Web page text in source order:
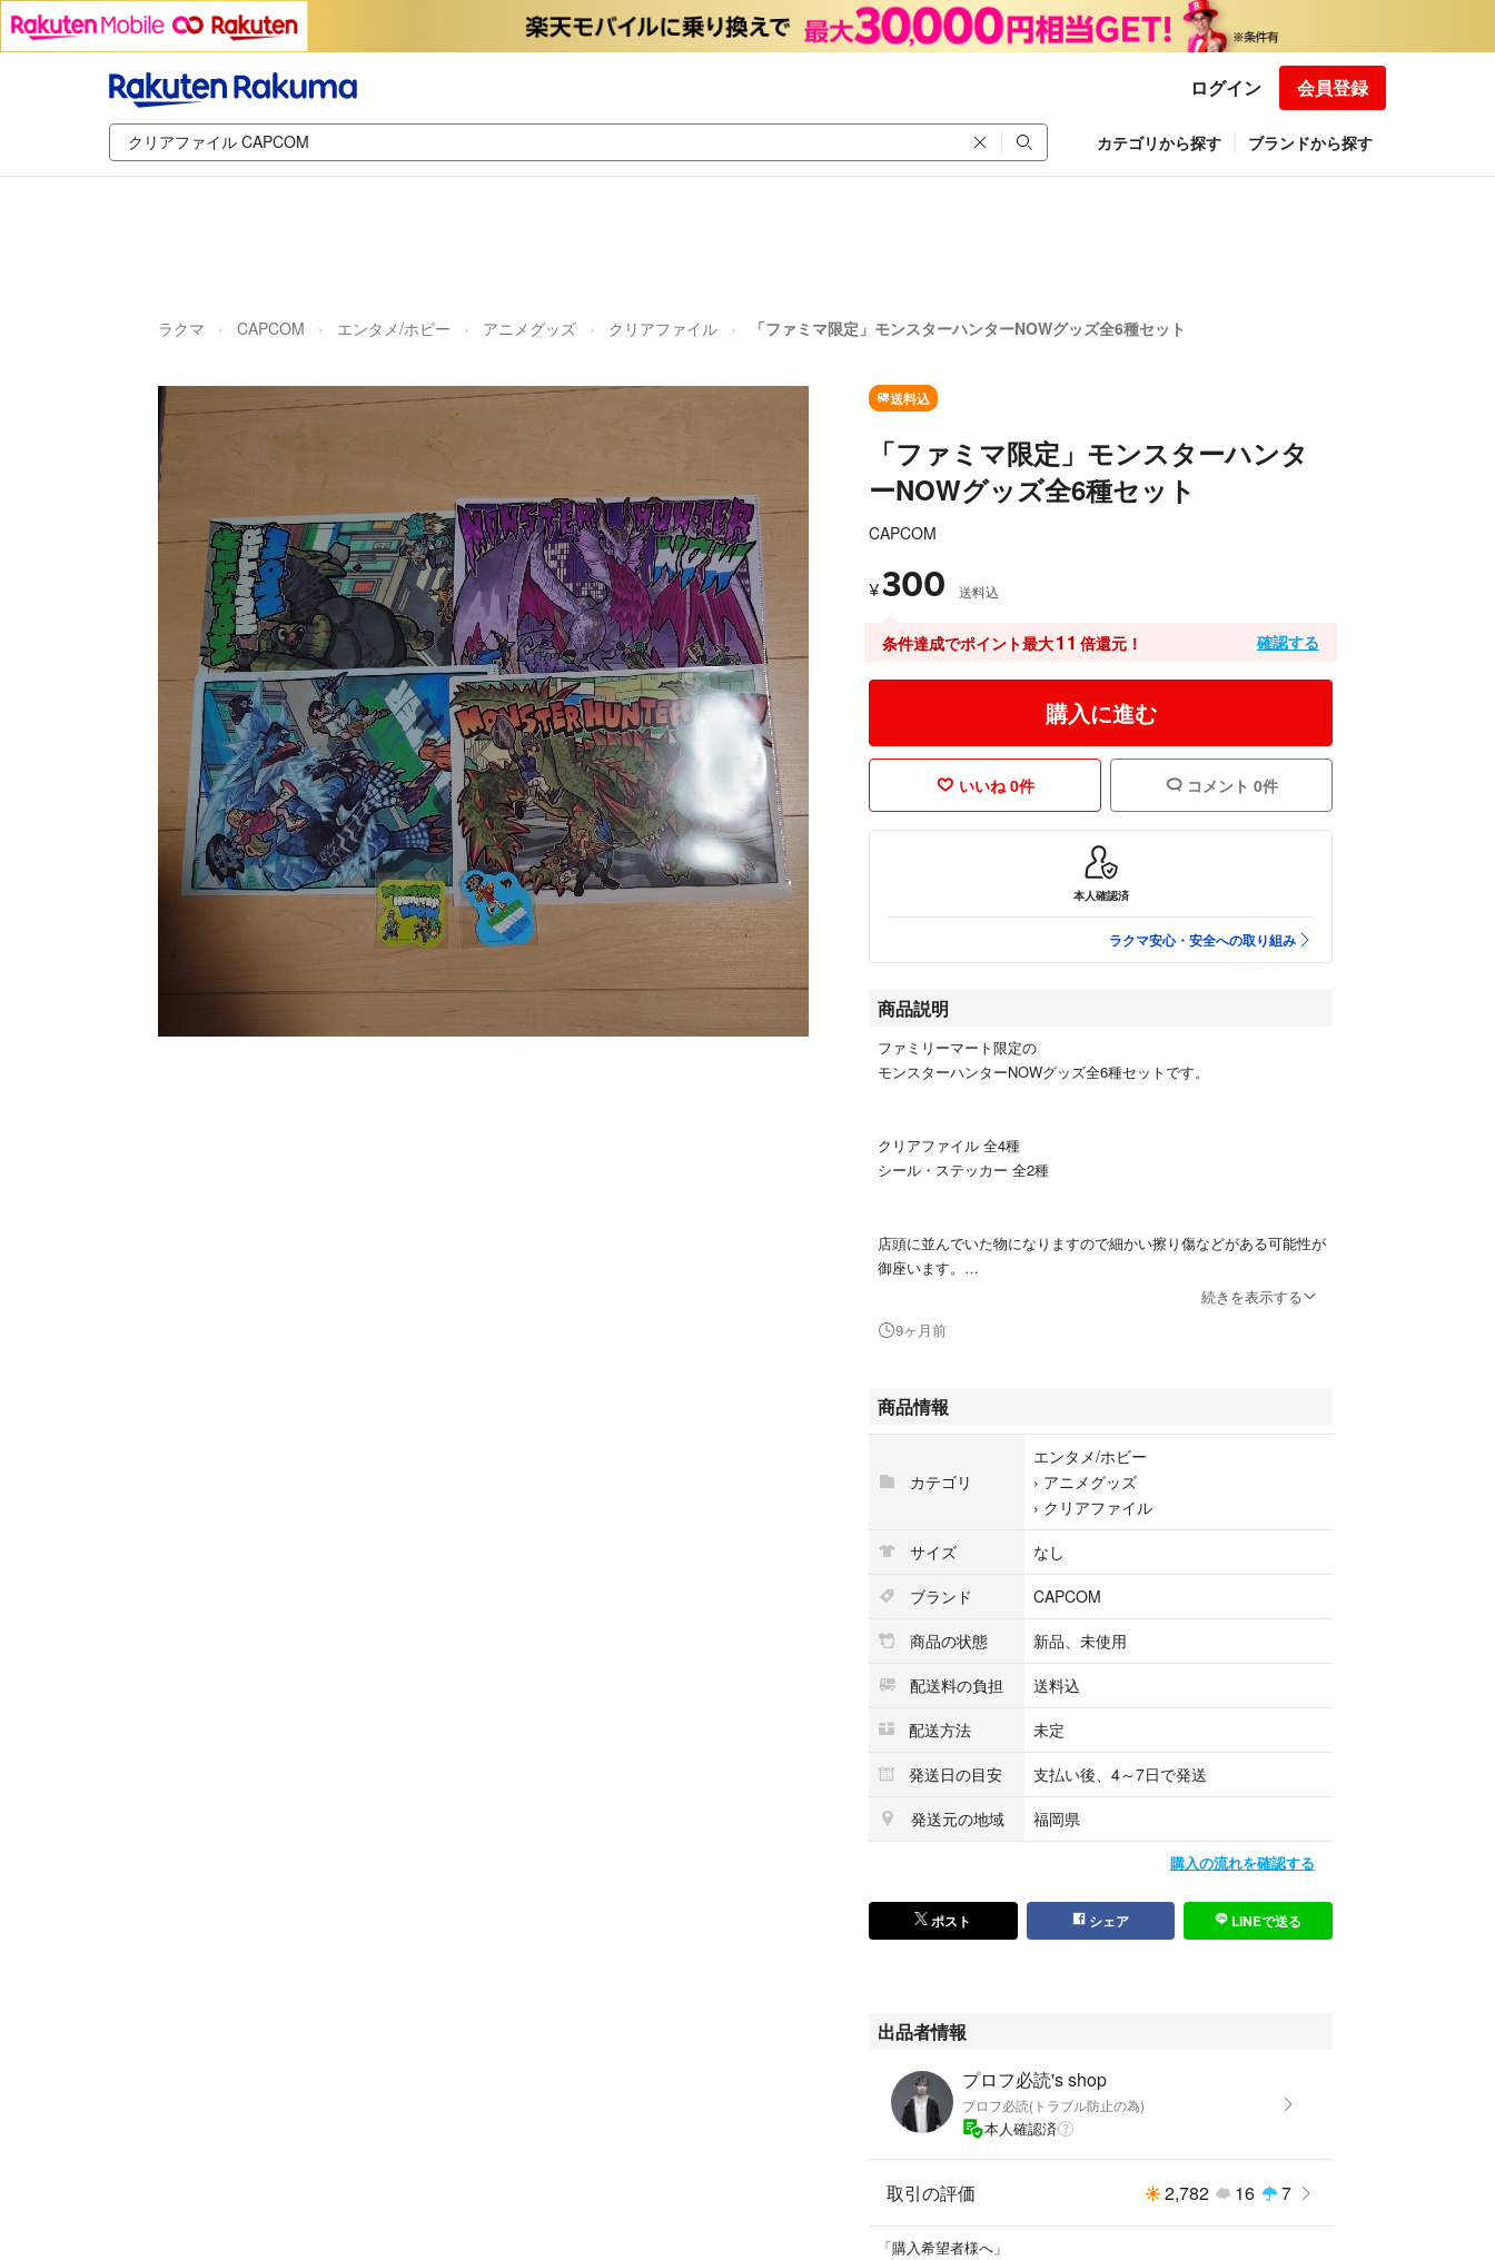
ログイン 会員登録
カテゴリから探す ブランドから探す
ラクマ CAPCOM エンタメ/ホビー アニメグッズ クリアファイル 「ファミマ限定」モンスターハンターNOWグッズ全6種セット
送料込
「ファミマ限定」モンスターハンタ
ーNOWグッズ全6種セット
CAPCOM
¥300 送料込
条件達成でポイント最大11 倍還元！ 確認する
購入に進む
いいね 0件 コメント 0件
本人確認済
ラクマ安心・安全への取り組み
商品説明
ファミリーマート限定の
モンスターハンターNOWグッズ全6種セットです。
クリアファイル 全4種
シール・ステッカー 全2種
店頭に並んでいた物になりますので細かい擦り傷などがある可能性が
御座います。
神経質な方や完全美品をお求めの方はご購入をご遠慮ください。
折れ防止対策のみをしてゆうパケットポストにて発送予定です(発送方
限定
続きを表示する
9ヶ月前
商品情報
カテゴリ
エンタメ/ホビー
› アニメグッズ
› クリアファイル
サイズ
なし
ブランド
CAPCOM
商品の状態
新品、未使用
配送料の負担
送料込
配送方法
未定
発送日の目安
支払い後、4～7日で発送
発送元の地域
福岡県
購入の流れを確認する
ポスト シェア LINEで送る
出品者情報
プロフ必読's shop
プロフ必読(トラブル防止の為)
本人確認済
取引の評価 2,782 16 7
「購入希望者様へ」